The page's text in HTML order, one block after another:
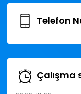
Telefon
Çalışma